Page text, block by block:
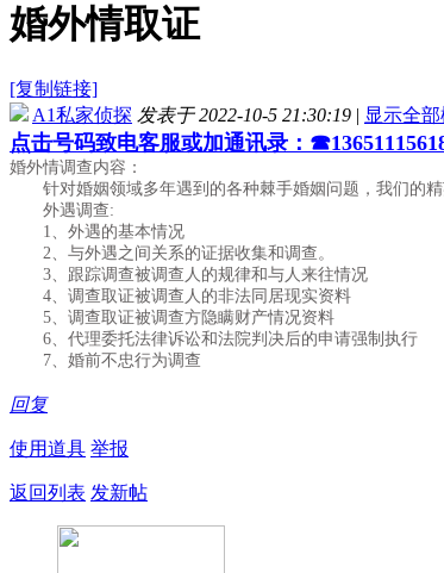
婚外情取证
[复制链接]
A1私家侦探 发表于 2022-10-5 21:30:19 | 显示全
点击号码致电客服或加通讯录：
婚外情调查内容：
针对婚姻领域多年遇到的各种棘手婚姻问题，我们的精
外遇调查:
1、外遇的基本情况
2、与外遇之间关系的证据收集和调查。
3、跟踪调查被调查人的规律和与人来往情况
4、调查取证被调查人的非法同居现实资料
5、调查取证被调查方隐瞒财产情况资料
6、代理委托法律诉讼和法院判决后的申请强制执行
7、婚前不忠行为调查
回复
使用道具 举报
返回列表 发新帖